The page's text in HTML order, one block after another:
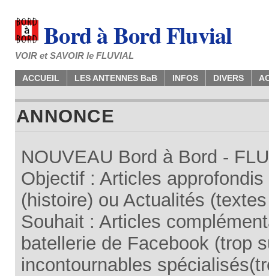
Bord à Bord Fluvial
VOIR et SAVOIR le FLUVIAL
ACCUEIL LES ANTENNES BaB INFOS DIVERS
ANNONCE
NOUVEAU Bord à Bord -
Objectif : Articles
(histoire) ou Actualités
Souhait : Articles
batellerie de Facebook (trop
incontournables